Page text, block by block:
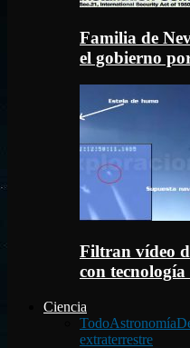
Familia de
el gobierno
Filtran vídeo
con
Ciencia
TodoAstronomía
extraterrestre